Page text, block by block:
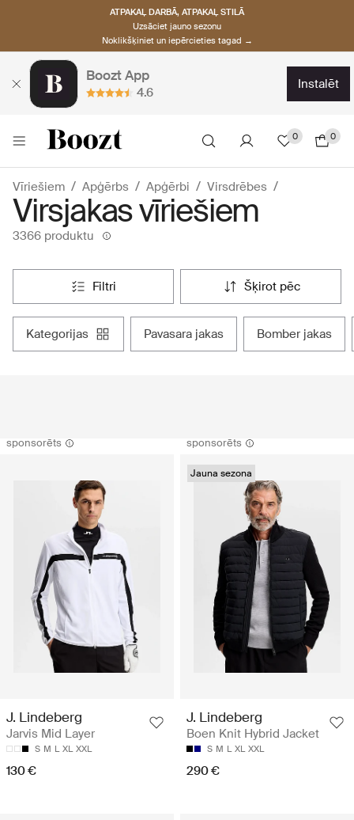
ATPAKAĻ DARBĀ, ATPAKAĻ STILĀ
Uzsāciet jauno sezonu
Noklikšķiniet un iepērcieties tagad →
Boozt App
4.6
instalēt
0 0
Vīriešiem Apģērbs Apģērbi Virsdrēbes
Virsjakas vīriešiem
3366 produktu
filtri šķirot pēc
kategorijas pavasara jakas bomber jakas
sponsorēts
J. Lindeberg
Jarvis Mid Layer
S M L XL XXL
130 €
sponsorēts
Jauna sezona
J. Lindeberg
Boen Knit Hybrid Jacket
S M L XL XXL
290 €